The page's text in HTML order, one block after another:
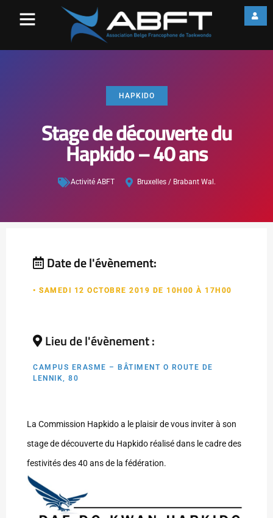
HAPKIDO
Stage de découverte du
Hapkido – 40 ans
Activité ABFT Bruxelles / Brabant Wal.
Date de l'évènement:
• SAMEDI 12 OCTOBRE 2019 DE 10H00 À 17H00
Lieu de l'évènement :
CAMPUS ERASME – BÂTIMENT O ROUTE DE
LENNIK, 80
La Commission Hapkido a le plaisir de vous inviter à son
stage de découverte du Hapkido réalisé dans le cadre des
festivités des 40 ans de la fédération.